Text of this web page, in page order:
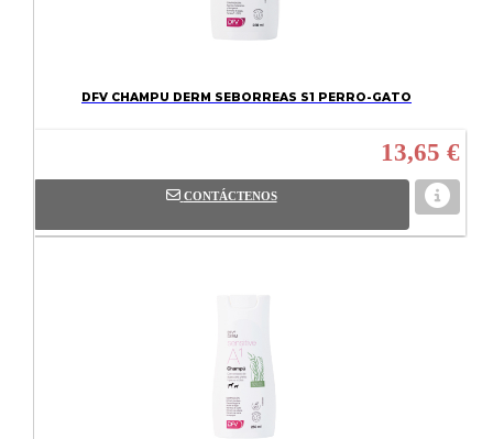
DFV CHAMPU DERM SEBORREAS S1 PERRO-GATO
13,65 €
CONTÁCTENOS